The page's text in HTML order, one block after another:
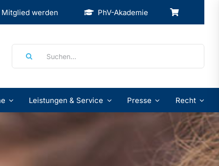
Mitglied werden PhV-Akademie
Leistungen & Service Presse Recht